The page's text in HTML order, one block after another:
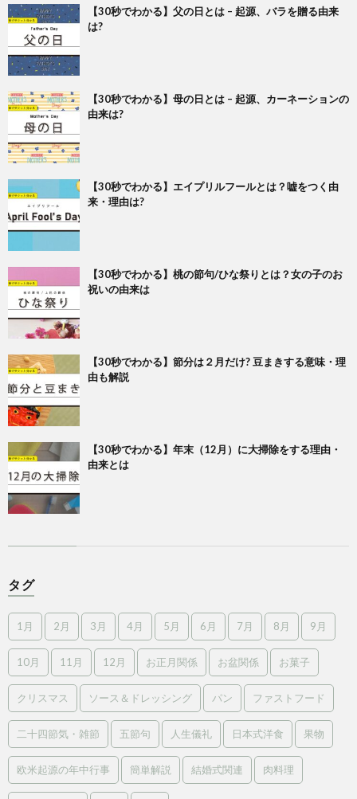
【30秒でわかる】父の日とは – 起源、バラを贈る由来
は?
【30秒でわかる】母の日とは – 起源、カーネーションの
由来は?
【30秒でわかる】エイプリルフールとは？嘘をつく由
来・理由は?
【30秒でわかる】桃の節句/ひな祭りとは？女の子のお
祝いの由来は
【30秒でわかる】節分は２月だけ? 豆まきする意味・理
由も解説
【30秒でわかる】年末（12月）に大掃除をする理由・
由来とは
タグ
1月 2月 3月 4月 5月 6月 7月 8月 9月
10月 11月 12月 お正月関係 お盆関係 お菓子
クリスマス ソース＆ドレッシング パン ファストフード
二十四節気・雑節 五節句 人生儀礼 日本式洋食 果物
欧米起源の年中行事 簡単解説 結婚式関連 肉料理